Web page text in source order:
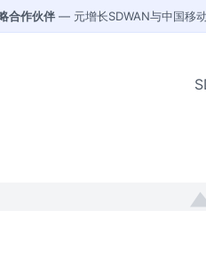
合作伙伴— 元增长SDWAN与中国移